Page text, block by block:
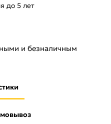
до 5 лет
и безналичным